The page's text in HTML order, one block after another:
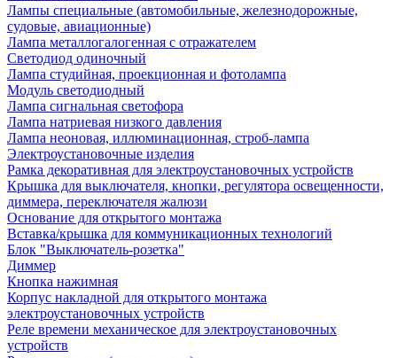
Лампы специальные (автомобильные, железнодорожные,
судовые, авиационные)
Лампа металлогалогенная с отражателем
Светодиод одиночный
Лампа студийная, проекционная и фотолампа
Модуль светодиодный
Лампа сигнальная светофора
Лампа натриевая низкого давления
Лампа неоновая, иллюминационная, строб-лампа
Электроустановочные изделия
Рамка декоративная для электроустановочных устройств
Крышка для выключателя, кнопки, регулятора освещенности,
диммера, переключателя жалюзи
Основание для открытого монтажа
Вставка/крышка для коммуникационных технологий
Блок "Выключатель-розетка"
Диммер
Кнопка нажимная
Корпус накладной для открытого монтажа
электроустановочных устройств
Реле времени механическое для электроустановочных
устройств